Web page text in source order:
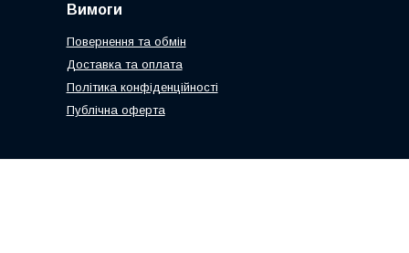
Вимоги
Повернення та обмін
Доставка та оплата
Політика конфіденційності
Публічна оферта